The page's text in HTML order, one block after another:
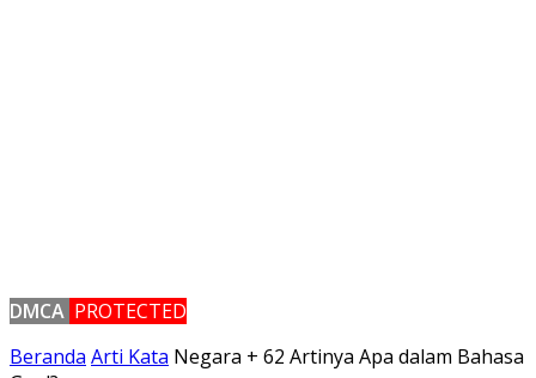
DMCA PROTECTED
Beranda Arti Kata Negara + 62 Artinya Apa dalam Bahasa